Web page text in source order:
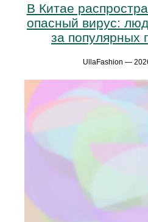
В Китае
опасный вирус:
за популярных
UllaFashion —